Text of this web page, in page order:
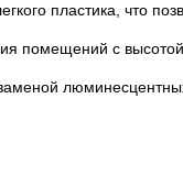
пластика, что
помещений с